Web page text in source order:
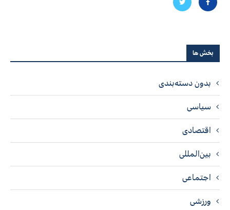
بخش ها
بدون دسته‌بندی
سیاسی
اقتصادی
بین‌المللی
اجتماعی
ورزشی